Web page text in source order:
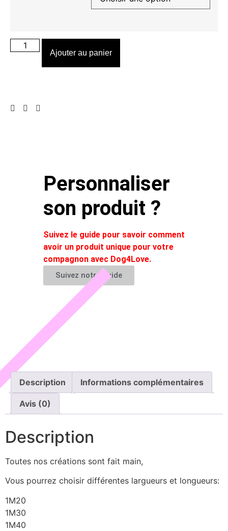
Ajouter au panier
Personnaliser
son produit ?
Suivez le guide pour savoir comment
avoir un produit unique pour votre
compagnon avec Dog4Love.
Suivez notre guide
Description Informations complémentaires
Avis (0)
Description
Toutes nos créations sont fait main,
Vous pourrez choisir différentes largueurs et longueurs:
1M20
1M30
1M40